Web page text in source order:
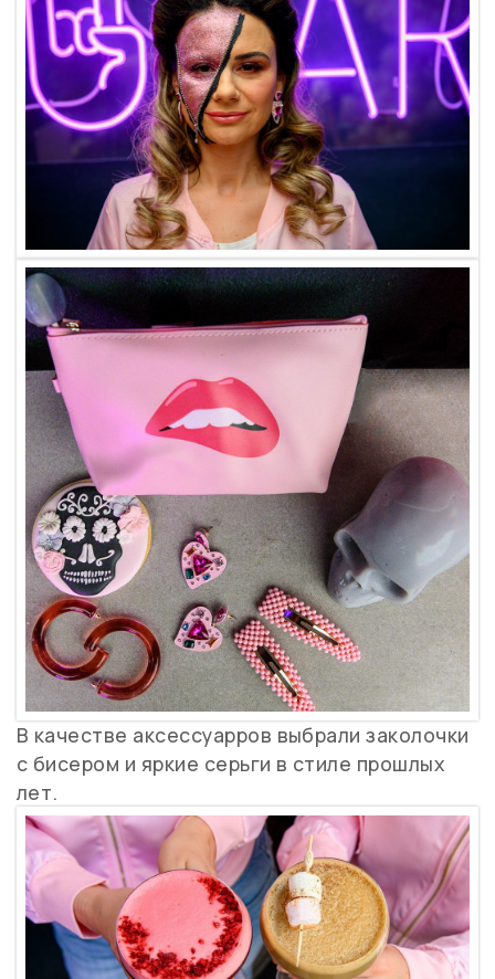
В качестве аксессуарров выбрали заколочки
с бисером и яркие серьги в стиле прошлых
лет.